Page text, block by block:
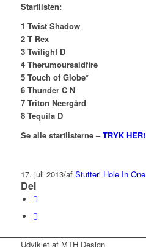
Startlisten:
1 Twist Shadow
2 T Rex
3 Twilight D
4 Therumoursaidfire
5 Touch of Globe*
6 Thunder C N
7 Triton Neergård
8 Tequila D
Se alle startlisterne –TRYK HER!
17. juli 2013/af Stutteri Hole In One
Del
Udviklet af MTH Design